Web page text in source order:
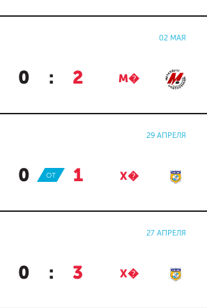
02 МАЯ
0 : 2 М�
29 АПРЕЛЯ
0 : 1 Х�
ОТ
27 АПРЕЛЯ
0 : 3 Х�